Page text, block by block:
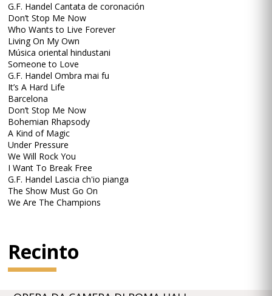
G.F. Handel Cantata de coronación
Don’t Stop Me Now
Who Wants to Live Forever
Living On My Own
Música oriental hindustani
Someone to Love
G.F. Handel Ombra mai fu
It’s A Hard Life
Barcelona
Don’t Stop Me Now
Bohemian Rhapsody
A Kind of Magic
Under Pressure
We Will Rock You
I Want To Break Free
G.F. Handel Lascia ch'io pianga
The Show Must Go On
We Are The Champions
Recinto